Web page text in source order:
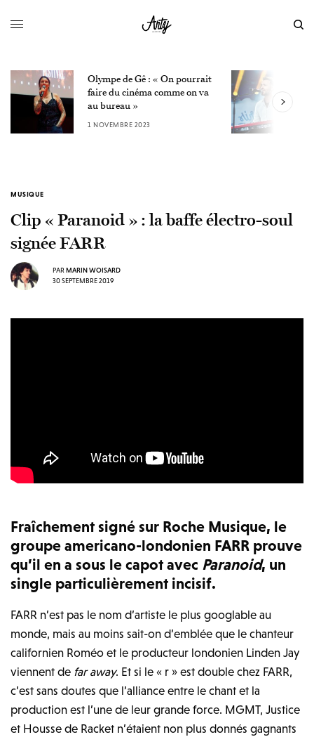
Olympe de Gê : « On pourrait
faire du cinéma comme on va
au bureau »
1 NOVEMBRE 2023
MUSIQUE
Clip « Paranoid » : la baffe électro-soul
signée FARR
PAR MARIN WOISARD
30 SEPTEMBRE 2019
Fraîchement signé sur Roche Musique, le
groupe americano-londonien FARR prouve
qu’il en a sous le capot avec Paranoid, un
single particulièrement incisif.
FARR n’est pas le nom d’artiste le plus googlable au
monde, mais au moins sait-on d’emblée que le chanteur
californien Roméo et le producteur londonien Linden Jay
viennent de far away. Et si le « r » est double chez FARR,
c’est sans doutes que l’alliance entre le chant et la
production est l’une de leur grande force. MGMT, Justice
et Housse de Racket n’étaient non plus donnés gagnants